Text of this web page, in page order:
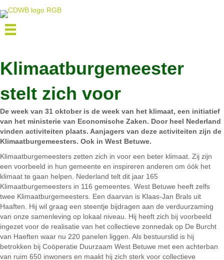
Klimaatburgemeester
stelt zich voor
De week van 31 oktober is de week van het klimaat, een initiatief
van het ministerie van Economische Zaken. Door heel Nederland
vinden activiteiten plaats. Aanjagers van deze activiteiten zijn de
Klimaatburgemeesters. Ook in West Betuwe.
Klimaatburgemeesters zetten zich in voor een beter klimaat. Zij zijn
een voorbeeld in hun gemeente en inspireren anderen om óók het
klimaat te gaan helpen. Nederland telt dit jaar 165
Klimaatburgemeesters in 116 gemeentes. West Betuwe heeft zelfs
twee Klimaatburgemeesters. Een daarvan is Klaas-Jan Brals uit
Haaften. Hij wil graag een steentje bijdragen aan de verduurzaming
van onze samenleving op lokaal niveau. Hij heeft zich bij voorbeeld
ingezet voor de realisatie van het collectieve zonnedak op De Burcht
van Haeften waar nu 220 panelen liggen. Als bestuurslid is hij
betrokken bij Coöperatie Duurzaam West Betuwe met een achterban
van ruim 650 inwoners en maakt hij zich sterk voor collectieve